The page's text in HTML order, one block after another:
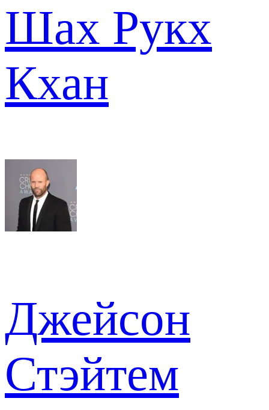
Шах Рукх
Кхан
Джейсон
Стэйтем